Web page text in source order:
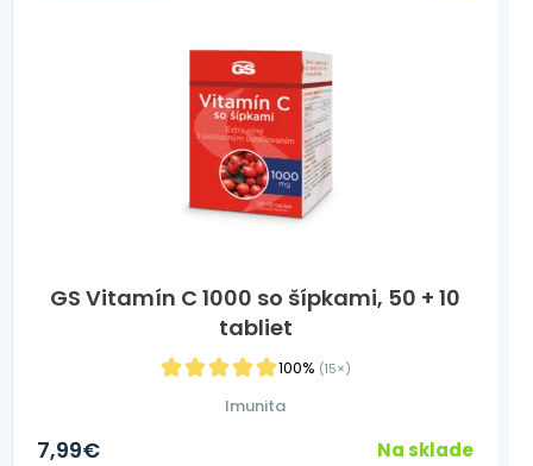
GS Vitamín C 1000 so šípkami, 50 + 10
tabliet
100% (15×)
Imunita
7,99€ Na sklade